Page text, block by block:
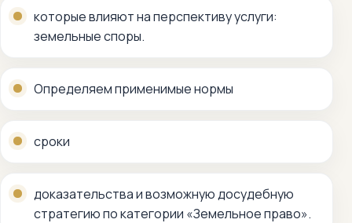
которые влияют на перспективу услуги:
земельные споры.
Определяем применимые нормы
сроки
доказательства и возможную досудебную
стратегию по категории «Земельное право».